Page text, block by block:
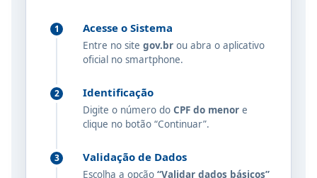
1 Acesse o Sistema
Entre no site gov.br ou abra o aplicativo
oficial no smartphone.
2 Identificação
Digite o número do CPF do menor e
clique no botão “Continuar”.
3 Validação de Dados
Escolha a opção “Validar dados básicos”